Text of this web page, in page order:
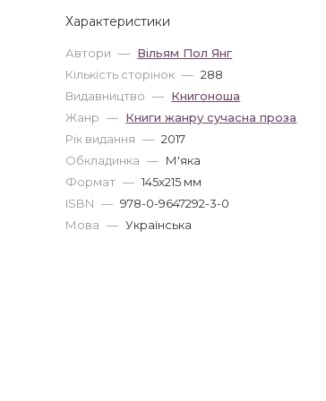
Характеристики
Автори — Вільям Пол Янг
Кількість сторінок — 288
Видавництво — Книгоноша
Жанр — Книги жанру сучасна проза
Рік видання — 2017
Обкладинка — М'яка
Формат — 145x215 мм
ISBN — 978-0-9647292-3-0
Мова — Українська